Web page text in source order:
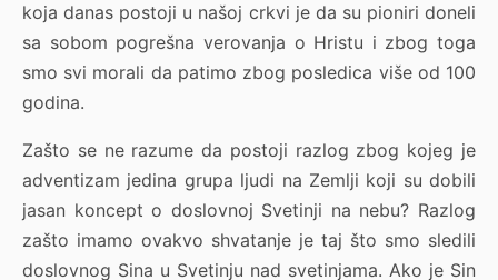
koja danas postoji u našoj crkvi je da su pioniri doneli
sa sobom pogrešna verovanja o Hristu i zbog toga
smo svi morali da patimo zbog posledica više od 100
godina.
Zašto se ne razume da postoji razlog zbog kojeg je
adventizam jedina grupa ljudi na Zemlji koji su dobili
jasan koncept o doslovnoj Svetinji na nebu? Razlog
zašto imamo ovakvo shvatanje je taj što smo sledili
doslovnog Sina u Svetinju nad svetinjama. Ako je Sin